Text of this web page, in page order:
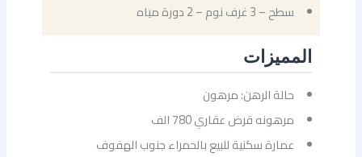
سطح – 3 غرف نوم – 2 دورة مياه
المميزات
حالة الرهن: مرهون
مرهونه قرض عقاري 780 الف
عمارة سكنية للبيع بالحمراء جنوب الهفوف